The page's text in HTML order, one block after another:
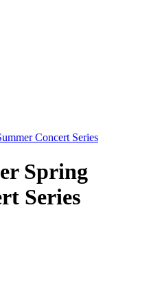
Concert Series
Spring
Series